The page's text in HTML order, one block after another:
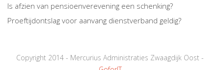
Is afzien van pensioenverevening een schenking?
Proeftijdontslag voor aanvang dienstverband geldig?
Copyright 2014 - Mercurius Administraties Zwaagdijk Oost -